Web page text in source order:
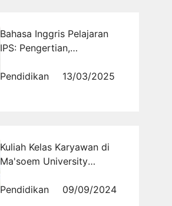
Bahasa Inggris Pelajaran
IPS: Pengertian,
Kalimat
Pendidikan 13/03/2025
Kuliah Kelas Karyawan di
Ma'soem University
yang Ingin Berkembang
Pendidikan 09/09/2024